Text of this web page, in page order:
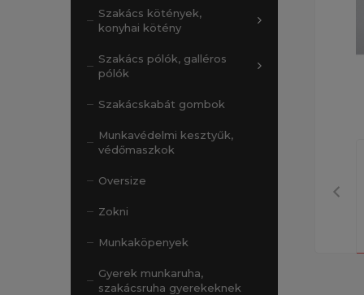
Szakács kötények,
konyhai kötény
Szakács pólók, galléros
pólók
Szakácskabát gombok
Munkavédelmi kesztyűk,
védőmaszkok
Oversize
Zokni
Munkaköpenyek
Gyerek munkaruha,
szakácsruha gyerekeknek